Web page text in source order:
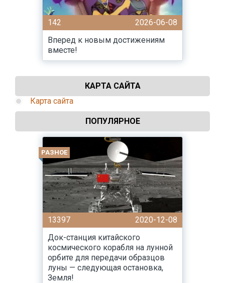
142
2026-06-08
Вперед к новым достижениям
вместе!
КАРТА САЙТА
Карта сайта
ПОПУЛЯРНОЕ
РАЗНОЕ
13397
2020-12-08
Док-станция китайского
космического корабля на лунной
орбите для передачи образцов
луны — следующая остановка,
Земля!